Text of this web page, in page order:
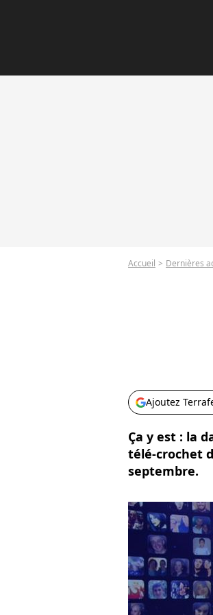
Accueil Dernières
Ajoutez
Ça y est : la
télé-crochet
septembre.